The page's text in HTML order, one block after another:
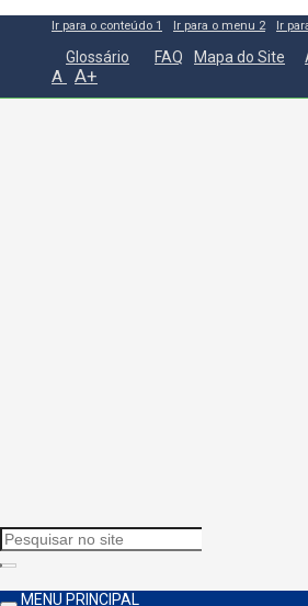
Ir para o conteúdo 1 Ir para o menu 2 Ir
Glossário FAQ Mapa do Site
A A+
MENU PRINCIPAL